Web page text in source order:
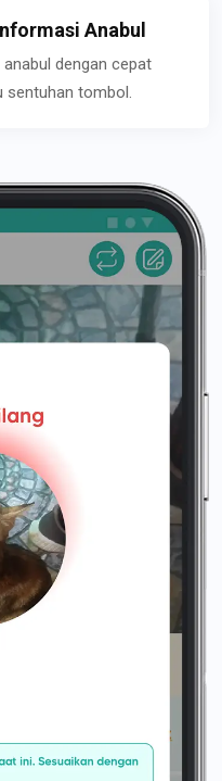
Anabul
dengan cepat
sentuhan tombol.